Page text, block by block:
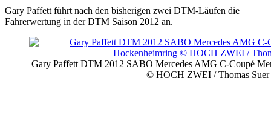
Gary Paffett führt nach den bisherigen zwei DTM-Läufen die
Fahrerwertung in der DTM Saison 2012 an.
Gary Paffett DTM 2012 SABO Mercedes AMG C-Coupé
© HOCH ZWEI / Thomas Suer